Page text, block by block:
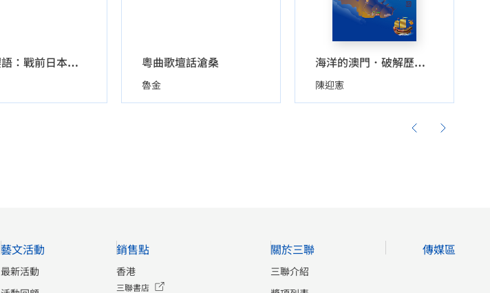
爐峰櫻語：戰前日本人物香港生活談 粵曲歌壇話滄桑
魯金
海洋的澳門．破解歷史密碼（史前至明代）
陳迎憲
藝文活動
最新活動
銷售點
香港
三聯書店
關於三聯
三聯介紹
傳媒區